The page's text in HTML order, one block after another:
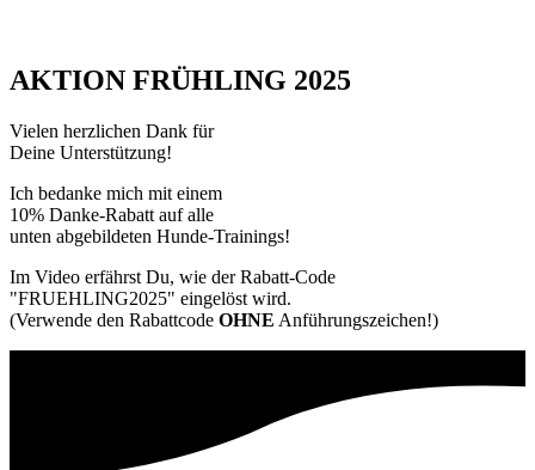
AKTION FRÜHLING 2025
Vielen herzlichen Dank für
Deine Unterstützung!
Ich bedanke mich mit einem
10% Danke-Rabatt auf alle
unten abgebildeten Hunde-Trainings!
Im Video erfährst Du, wie der Rabatt-Code
"FRUEHLING2025" eingelöst wird.
(Verwende den Rabattcode OHNE Anführungszeichen!)